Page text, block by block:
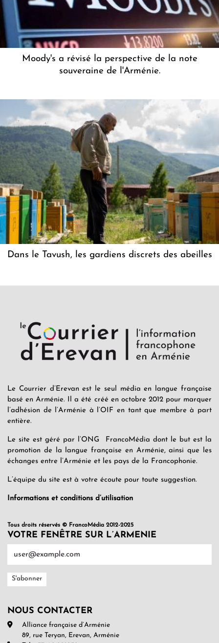
Moody's a révisé la perspective de la note
souveraine de l'Arménie.
Dans le Tavush, les gardiens discrets des abeilles
Le Courrier d’Erevan est le seul média en langue française
basé en Arménie. Il a été créé en octobre 2012 pour marquer
l’adhésion de l’Arménie à l’OIF en tant que membre à part
entière.
Le site est géré par l’ONG FrancoMédia dont le but est la
promotion de la langue française en Arménie, ainsi que les
échanges entre l’Arménie et les pays de la Francophonie.
L’équipe du site est à votre écoute pour toute suggestion.
Informations et conditions d’utilisation
Tous droits réservés © FrancoMédia 2012-2025
VOTRE FENÊTRE SUR L’ARMENIE
NOUS CONTACTER
Alliance française d’Arménie
89, rue Teryan, Erevan, Arménie